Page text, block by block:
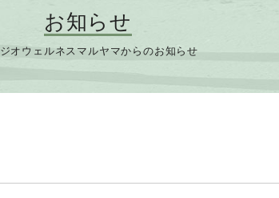
お知らせ
オウェルネスマルヤマからのお知らせ